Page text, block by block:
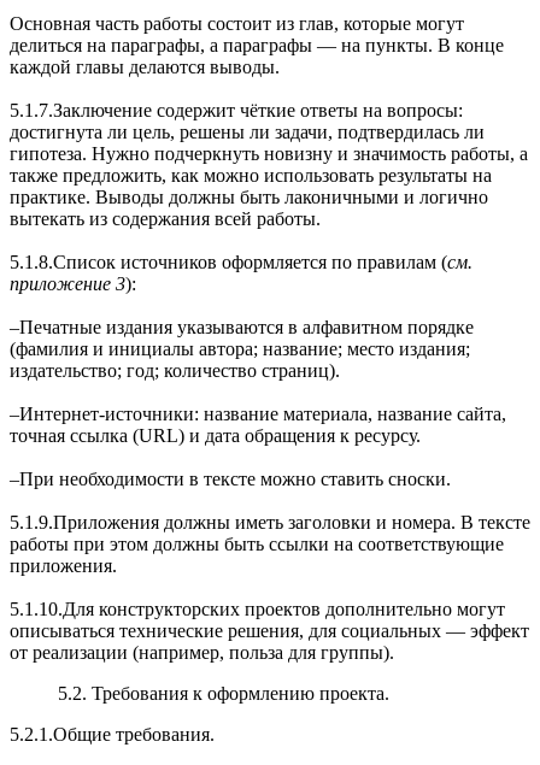
Основная часть работы состоит из глав, которые могут
делиться на параграфы, а параграфы — на пункты. В конце
каждой главы делаются выводы.
5.1.7.Заключение содержит чёткие ответы на вопросы:
достигнута ли цель, решены ли задачи, подтвердилась ли
гипотеза. Нужно подчеркнуть новизну и значимость работы, а
также предложить, как можно использовать результаты на
практике. Выводы должны быть лаконичными и логично
вытекать из содержания всей работы.
5.1.8.Список источников оформляется по правилам (см.
приложение 3):
‒Печатные издания указываются в алфавитном порядке
(фамилия и инициалы автора; название; место издания;
издательство; год; количество страниц).
‒Интернет-источники: название материала, название сайта,
точная ссылка (URL) и дата обращения к ресурсу.
‒При необходимости в тексте можно ставить сноски.
5.1.9.Приложения должны иметь заголовки и номера. В тексте
работы при этом должны быть ссылки на соответствующие
приложения.
5.1.10.Для конструкторских проектов дополнительно могут
описываться технические решения, для социальных — эффект
от реализации (например, польза для группы).
5.2. Требования к оформлению проекта.
5.2.1.Общие требования.